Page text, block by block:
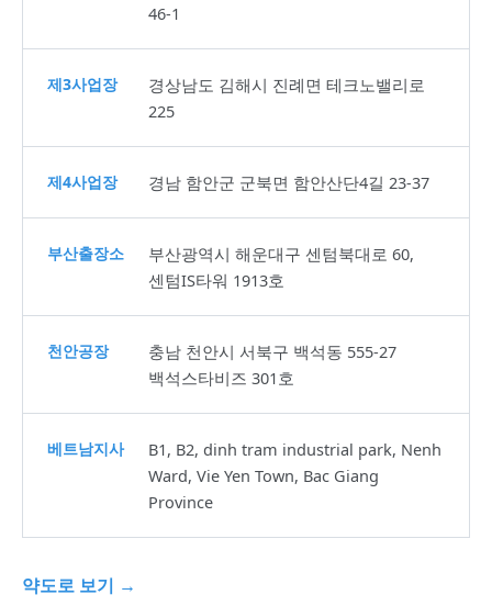
46-1
제3사업장
경상남도 김해시 진례면 테크노밸리로
225
제4사업장 경남 함안군 군북면 함안산단4길 23-37
부산출장소
부산광역시 해운대구 센텀북대로 60,
센텀IS타워 1913호
천안공장
충남 천안시 서북구 백석동 555-27
백석스타비즈 301호
베트남지사
B1, B2, dinh tram industrial park, Nenh
Ward, Vie Yen Town, Bac Giang
Province
약도로 보기